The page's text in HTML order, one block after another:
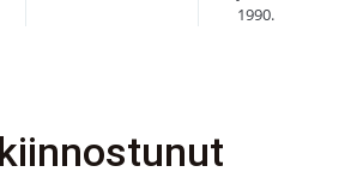
1990.